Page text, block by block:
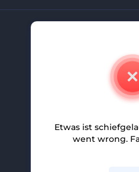
Etwas ist
went wrong.